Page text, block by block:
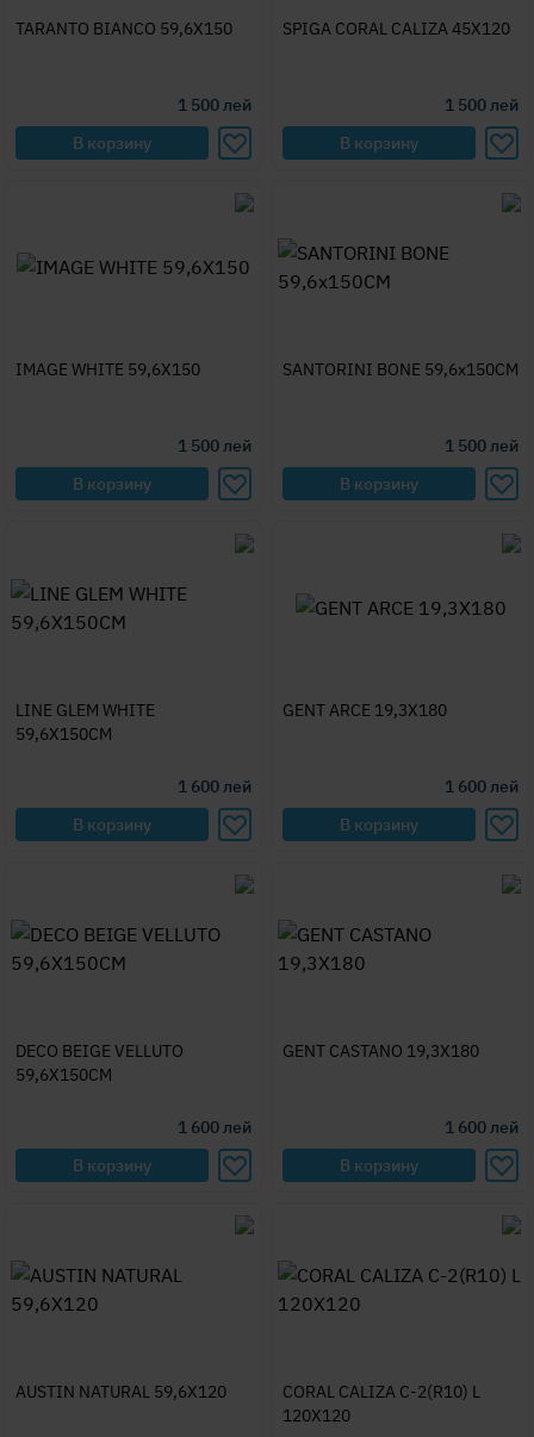
TARANTO BIANCO 59,6X150
1 500лей
В корзину
SPIGA CORAL CALIZA 45X120
1 500лей
В корзину
IMAGE WHITE 59,6X150
1 500лей
В корзину
SANTORINI BONE 59,6x150CM
1 500лей
В корзину
LINE GLEM WHITE
59,6X150CM
1 600лей
В корзину
GENT ARCE 19,3X180
1 600лей
В корзину
DECO BEIGE VELLUTO
59,6X150CM
1 600лей
В корзину
GENT CASTANO 19,3X180
1 600лей
В корзину
AUSTIN NATURAL 59,6X120
CORAL CALIZA C-2(R10) L
120X120